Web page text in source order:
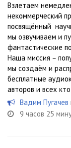
Взлетаем
некоммерческий
посвящённый
мы озвучиваем и
фантастические
Наша миссия –
мы создаём и
бесплатные
авторов и всех
Вадим Пугачев
9 часов 25